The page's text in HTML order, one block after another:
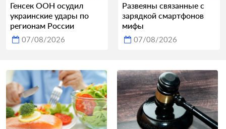
Генсек ООН осудил
украинские удары по
регионам России
07/08/2026
Развеяны связанные с
зарядкой смартфонов
мифы
07/08/2026